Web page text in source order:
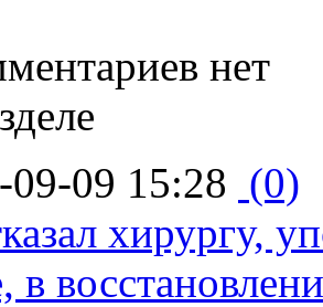
нет
09-09 15:28 (0)
хирургу,
в